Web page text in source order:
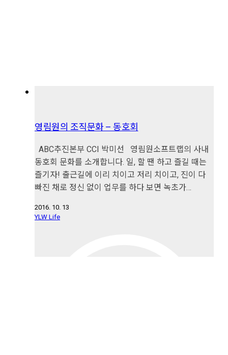
영림원의 조직문화 – 동호회
ABC추진본부 CCI 박미선 영림원소프트랩의 사내
동호회 문화를 소개합니다. 일, 할 땐 하고 즐길 때는
즐기자! 출근길에 이리 치이고 저리 치이고, 진이 다
빠진 채로 정신 없이 업무를 하다 보면 녹초가…
2016. 10. 13
YLW Life